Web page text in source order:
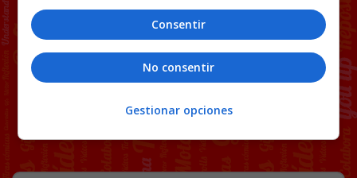
Consentir
No consentir
Gestionar opciones